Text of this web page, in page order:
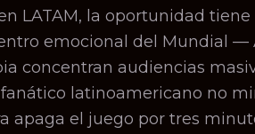
LATAM, la oportunidad
emocional del Mundial —
concentran audiencias
latinoamericano no
apaga el juego por tres